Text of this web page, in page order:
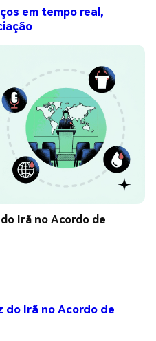
em tempo real,
Irã no Acordo de
do Irã no Acordo de